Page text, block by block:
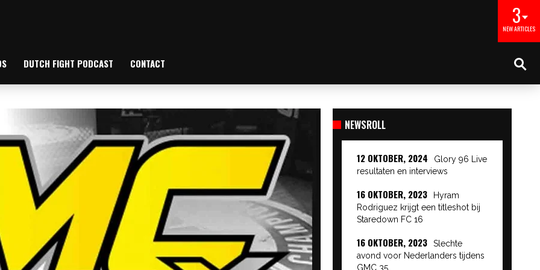
3
NEW ARTICLES
DUTCH FIGHT PODCAST CONTACT
NEWSROLL
12 OKTOBER, 2024
Glory 96 Live
resultaten en interviews
16 OKTOBER, 2023
Hyram
Rodriguez krijgt een titleshot bij
Staredown FC 16
16 OKTOBER, 2023
Slechte
avond voor Nederlanders tijdens
GMC 35